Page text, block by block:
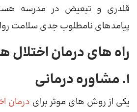
قلدری و تبعیض در مدرسه
پیامدهای نامطلوب جدی سلامت
راه های درمان
1. مشاوره درمانی
یکی از روش های موثر برای درمان